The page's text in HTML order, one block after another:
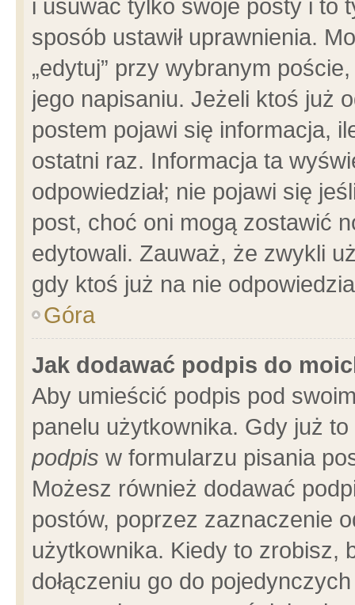
i usuwać tylko swoje posty i to
sposób ustawił uprawnienia.
„edytuj” przy wybranym
jego napisaniu. Jeżeli ktoś już
postem pojawi się informacja,
ostatni raz. Informacja ta
odpowiedział; nie pojawi się
post, choć oni mogą zostawić
edytowali. Zauważ, że zwykli
gdy ktoś już na nie
Góra
Jak dodawać podpis do
Aby umieścić podpis pod
panelu użytkownika. Gdy już
podpis w formularzu pisania
Możesz również dodawać
postów, poprzez zaznaczenie
użytkownika. Kiedy to zrobisz,
dołączeniu go do